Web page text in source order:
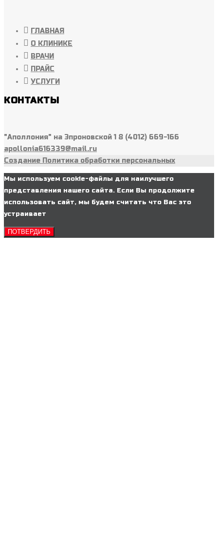
ГЛАВНАЯ
О КЛИНИКЕ
ВРАЧИ
ПРАЙС
УСЛУГИ
КОНТАКТЫ
"Аполлония" на Эпроновской 1 8 (4012) 669-166
apollonia616339@mail.ru
Создание Политика обработки персональных
Мы используем cookie-файлы для наилучшего
представления нашего сайта. Если Вы продолжите
использовать сайт, мы будем считать что Вас это
устраивает
ПОТВЕРДИТЬ